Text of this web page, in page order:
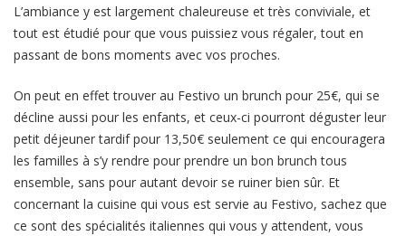
L’ambiance y est largement chaleureuse et très conviviale, et
tout est étudié pour que vous puissiez vous régaler, tout en
passant de bons moments avec vos proches.
On peut en effet trouver au Festivo un brunch pour 25€, qui se
décline aussi pour les enfants, et ceux-ci pourront déguster leur
petit déjeuner tardif pour 13,50€ seulement ce qui encouragera
les familles à s’y rendre pour prendre un bon brunch tous
ensemble, sans pour autant devoir se ruiner bien sûr. Et
concernant la cuisine qui vous est servie au Festivo, sachez que
ce sont des spécialités italiennes qui vous y attendent, vous